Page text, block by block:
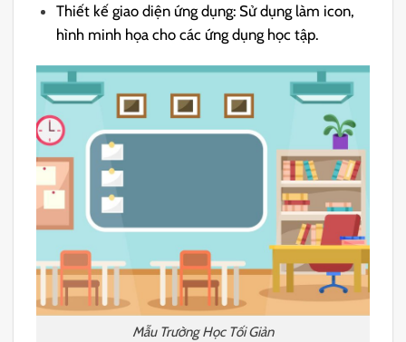
Thiết kế giao diện ứng dụng: Sử dụng làm icon,
hình minh họa cho các ứng dụng học tập.
Mẫu Trường Học Tối Giản